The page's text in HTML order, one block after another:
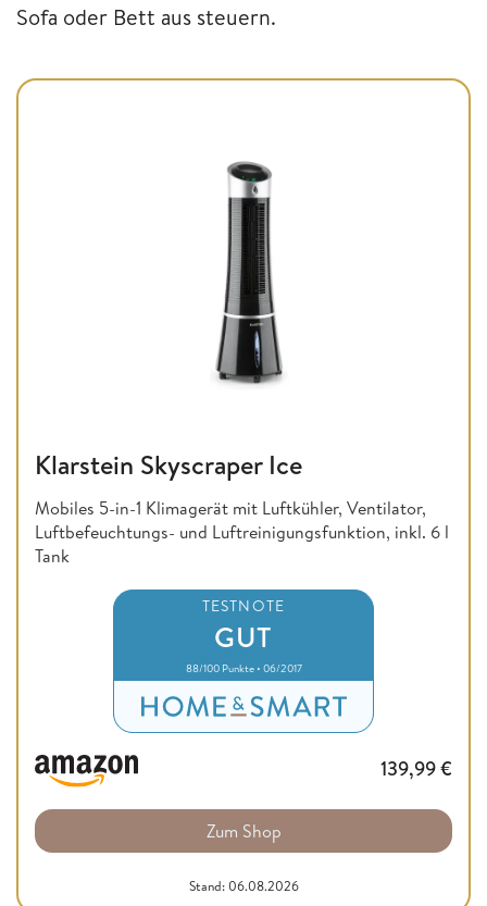
Sofa oder Bett aus steuern.
Klarstein Skyscraper Ice
Mobiles 5-in-1 Klimagerät mit Luftkühler, Ventilator,
Luftbefeuchtungs- und Luftreinigungsfunktion, inkl. 6 l
Tank
TESTNOTE
GUT
88/100 Punkte • 06/2017
139,99€
Zum Shop
Stand: 06.08.2026